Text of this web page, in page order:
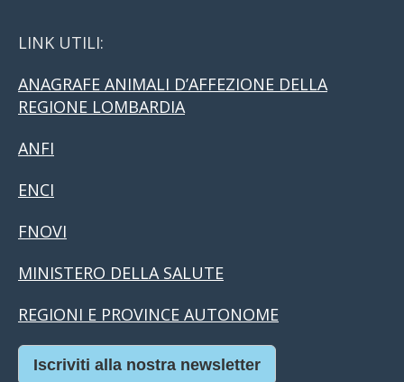
LINK UTILI:
ANAGRAFE ANIMALI D’AFFEZIONE DELLA
REGIONE LOMBARDIA
ANFI
ENCI
FNOVI
MINISTERO DELLA SALUTE
REGIONI E PROVINCE AUTONOME
Iscriviti alla nostra newsletter